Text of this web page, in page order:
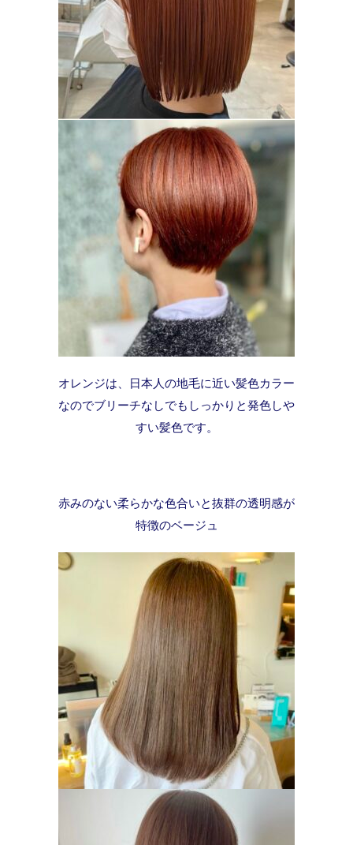
オレンジは、日本人の地毛に近い髪色カラー
なのでブリーチなしでもしっかりと発色しや
すい髪色です。
赤みのない柔らかな色合いと抜群の透明感が
特徴のベージュ